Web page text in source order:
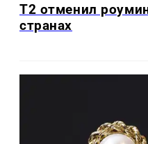
Т2 отменил
странах